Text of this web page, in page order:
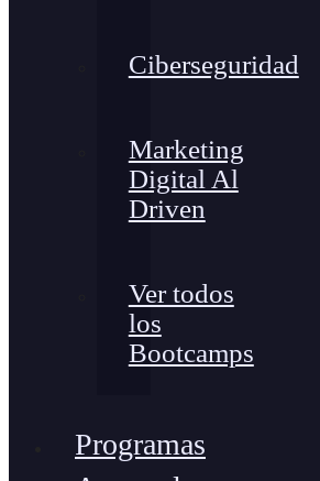
Ciberseguridad
Marketing
Digital Al
Driven
Ver todos
los
Bootcamps
Programas